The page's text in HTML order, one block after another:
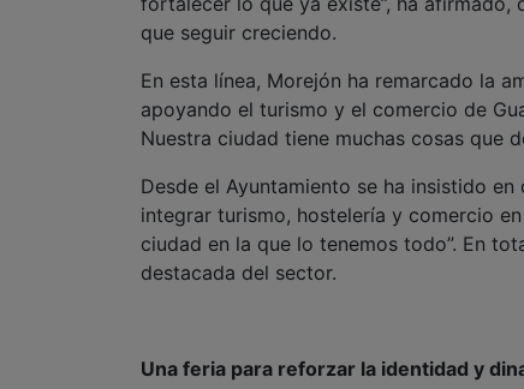
que seguir creciendo.
En esta línea, Morejón ha remarcado la
apoyando el turismo y el comercio de
Nuestra ciudad tiene muchas cosas que
Desde el Ayuntamiento se ha insistido
integrar turismo, hostelería y comercio
ciudad en la que lo tenemos todo”. En
destacada del sector.
Una feria para reforzar la identidad y